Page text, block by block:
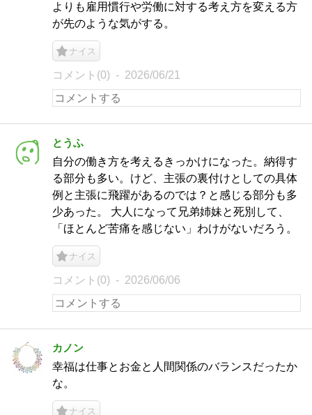
よりも雇用慣行や労働に対する考え方を変える方
が先のような気がする。
ナイス
コメント(0) 2026/06/21
とうふ
自分の働き方を考えるきっかけになった。納得す
る部分も多い。けど、主張の裏付けとしての具体
例と主張に飛躍があるのでは？と感じる部分も多
少あった。 大人になって兄弟姉妹と死別して、
「ほとんど苦痛を感じない」わけがないだろう。
ナイス
コメント(0) 2026/06/06
カノン
幸福は仕事とお金と人間関係のバランスだったか
な。
ナイス